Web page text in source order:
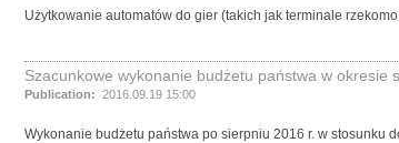
Użytkowanie automatów do gier (takich jak terminale
Szacunkowe wykonanie budżetu państwa w okresie
Publication: 2016.09.19 15:00
Wykonanie budżetu państwa po sierpniu 2016 r. w stosunku